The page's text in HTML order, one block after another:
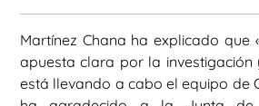
Martínez Chana ha explicado que
apuesta clara por la
está llevando a cabo el equipo de